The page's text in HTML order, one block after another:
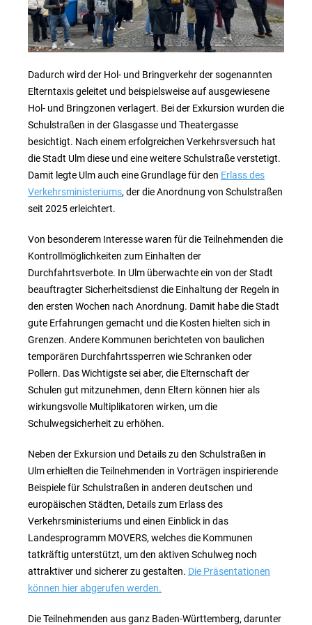
Dadurch wird der Hol- und Bringverkehr der sogenannten
Elterntaxis geleitet und beispielsweise auf ausgewiesene
Hol- und Bringzonen verlagert. Bei der Exkursion wurden die
Schulstraßen in der Glasgasse und Theatergasse
besichtigt. Nach einem erfolgreichen Verkehrsversuch hat
die Stadt Ulm diese und eine weitere Schulstraße verstetigt.
Damit legte Ulm auch eine Grundlage für den Erlass des
Verkehrsministeriums, der die Anordnung von Schulstraßen
seit 2025 erleichtert.
Von besonderem Interesse waren für die Teilnehmenden die
Kontrollmöglichkeiten zum Einhalten der
Durchfahrtsverbote. In Ulm überwachte ein von der Stadt
beauftragter Sicherheitsdienst die Einhaltung der Regeln in
den ersten Wochen nach Anordnung. Damit habe die Stadt
gute Erfahrungen gemacht und die Kosten hielten sich in
Grenzen. Andere Kommunen berichteten von baulichen
temporären Durchfahrtssperren wie Schranken oder
Pollern. Das Wichtigste sei aber, die Elternschaft der
Schulen gut mitzunehmen, denn Eltern können hier als
wirkungsvolle Multiplikatoren wirken, um die
Schulwegsicherheit zu erhöhen.
Neben der Exkursion und Details zu den Schulstraßen in
Ulm erhielten die Teilnehmenden in Vorträgen inspirierende
Beispiele für Schulstraßen in anderen deutschen und
europäischen Städten, Details zum Erlass des
Verkehrsministeriums und einen Einblick in das
Landesprogramm MOVERS, welches die Kommunen
tatkräftig unterstützt, um den aktiven Schulweg noch
attraktiver und sicherer zu gestalten. Die Präsentationen
können hier abgerufen werden.
Die Teilnehmenden aus ganz Baden-Württemberg, darunter